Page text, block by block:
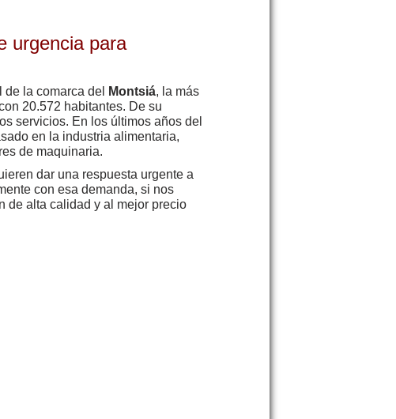
urgencia para
de la comarca del Montsiá, la más
20.572 habitantes. De su
servicios. En los últimos años del
en la industria alimentaria,
de maquinaria.
dar una respuesta urgente a
con esa demanda, si nos
de alta calidad y al mejor precio